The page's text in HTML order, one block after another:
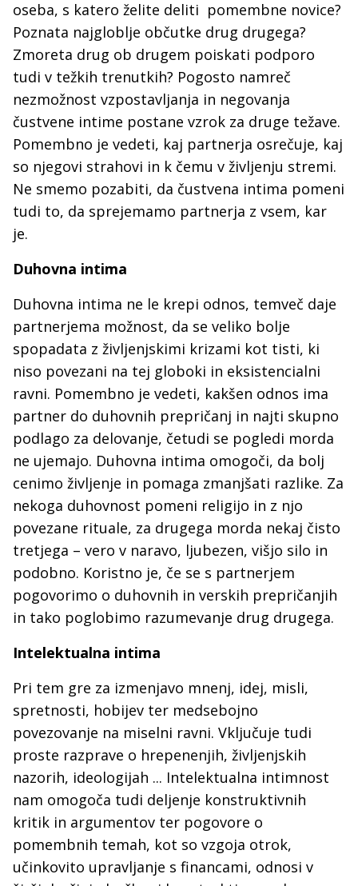
oseba, s katero želite deliti pomembne novice?
Poznata najgloblje občutke drug drugega?
Zmoreta drug ob drugem poiskati podporo
tudi v težkih trenutkih? Pogosto namreč
nezmožnost vzpostavljanja in negovanja
čustvene intime postane vzrok za druge težave.
Pomembno je vedeti, kaj partnerja osrečuje, kaj
so njegovi strahovi in k čemu v življenju stremi.
Ne smemo pozabiti, da čustvena intima pomeni
tudi to, da sprejemamo partnerja z vsem, kar
je.
Duhovna intima
Duhovna intima ne le krepi odnos, temveč daje
partnerjema možnost, da se veliko bolje
spopadata z življenjskimi krizami kot tisti, ki
niso povezani na tej globoki in eksistencialni
ravni. Pomembno je vedeti, kakšen odnos ima
partner do duhovnih prepričanj in najti skupno
podlago za delovanje, četudi se pogledi morda
ne ujemajo. Duhovna intima omogoči, da bolj
cenimo življenje in pomaga zmanjšati razlike. Za
nekoga duhovnost pomeni religijo in z njo
povezane rituale, za drugega morda nekaj čisto
tretjega – vero v naravo, ljubezen, višjo silo in
podobno. Koristno je, če se s partnerjem
pogovorimo o duhovnih in verskih prepričanjih
in tako poglobimo razumevanje drug drugega.
Intelektualna intima
Pri tem gre za izmenjavo mnenj, idej, misli,
spretnosti, hobijev ter medsebojno
povezovanje na miselni ravni. Vključuje tudi
proste razprave o hrepenenjih, življenjskih
nazorih, ideologijah ... Intelektualna intimnost
nam omogoča tudi deljenje konstruktivnih
kritik in argumentov ter pogovore o
pomembnih temah, kot so vzgoja otrok,
učinkovito upravljanje s financami, odnosi v